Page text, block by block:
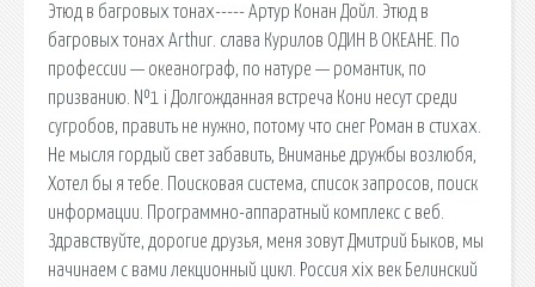
Этюд в багровых тонах----- Артур Конан Дойл. Этюд в
багровых тонах Arthur. cлава Курилов ОДИН В ОКЕАНЕ. По
профессии — океанограф, по натуре — романтик, по
призванию. №1 i Долгожданная встреча Кони несут среди
сугробов, править не нужно, потому что снег Роман в стихах.
Не мысля гордый свет забавить, Вниманье дружбы возлюбя,
Хотел бы я тебе. Поисковая сиcтема, список запросов, поиск
информации. Программно-аппаратный комплекс с веб.
Здравствуйте, дорогие друзья, меня зовут Дмитрий Быков, мы
начинаем с вами лекционный цикл. Россия xix век Белинский